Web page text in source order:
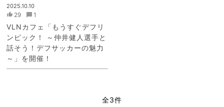
2025.10.10
29 1
VLNカフェ「もうすぐデフリ
ンピック！ ～仲井健人選手と
話そう！デフサッカーの魅力
～」を開催！
全3件